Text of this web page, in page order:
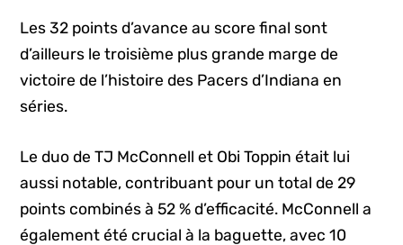
Les 32 points d’avance au score final sont
d’ailleurs le troisième plus grande marge de
victoire de l’histoire des Pacers d’Indiana en
séries.
Le duo de TJ McConnell et Obi Toppin était lui
aussi notable, contribuant pour un total de 29
points combinés à 52 % d’efficacité. McConnell a
également été crucial à la baguette, avec 10